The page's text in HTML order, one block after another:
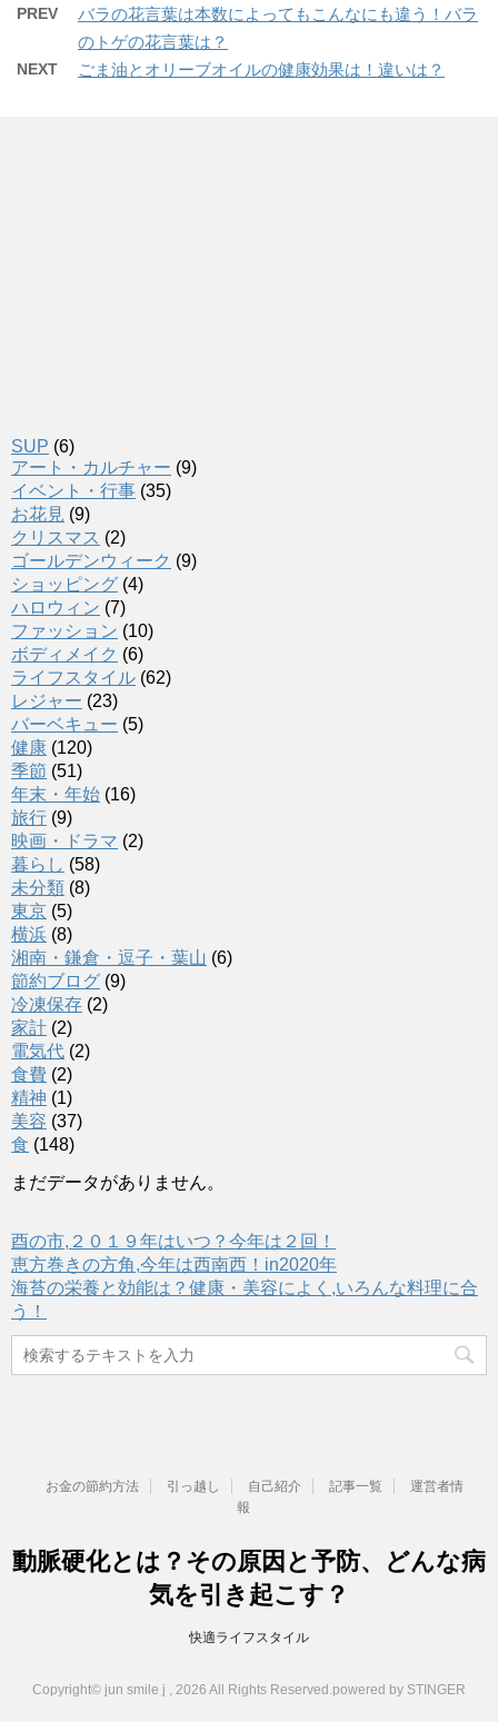
PREV
バラの花言葉は本数によってもこんなにも違う！バラ
のトゲの花言葉は？
NEXT ごま油とオリーブオイルの健康効果は！違いは？
SUP (6)
アート・カルチャー (9)
イベント・行事 (35)
お花見 (9)
クリスマス (2)
ゴールデンウィーク (9)
ショッピング (4)
ハロウィン (7)
ファッション (10)
ボディメイク (6)
ライフスタイル (62)
レジャー (23)
バーベキュー (5)
健康 (120)
季節 (51)
年末・年始 (16)
旅行 (9)
映画・ドラマ (2)
暮らし (58)
未分類 (8)
東京 (5)
横浜 (8)
湘南・鎌倉・逗子・葉山 (6)
節約ブログ (9)
冷凍保存 (2)
家計 (2)
電気代 (2)
食費 (2)
精神 (1)
美容 (37)
食 (148)
まだデータがありません。
酉の市,２０１９年はいつ？今年は２回！
恵方巻きの方角,今年は西南西！in2020年
海苔の栄養と効能は？健康・美容によく,いろんな料理に合
う！
お金の節約方法 引っ越し 自己紹介 記事一覧
運営者情
報
動脈硬化とは？その原因と予防、どんな病
気を引き起こす？
快適ライフスタイル
Copyright© jun smile j , 2026 All Rights Reserved.powered by STINGER